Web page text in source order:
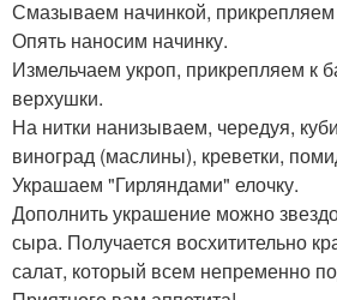
Смазываем начинкой,
Опять наносим начинку.
Измельчаем укроп, прикрепляем к
верхушки.
На нитки нанизываем, чередуя,
виноград (маслины), креветки,
Украшаем "Гирляндами" елочку.
Дополнить украшение можно
сыра. Получается восхитительно
салат, который всем непременно